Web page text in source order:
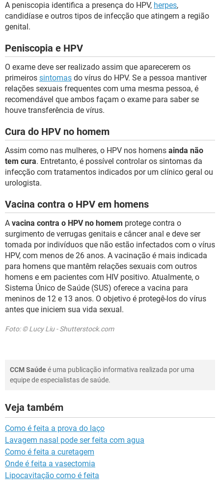
A peniscopia identifica a presença do HPV, herpes,
candidíase e outros tipos de infecção que atingem a região
genital.
Peniscopia e HPV
O exame deve ser realizado assim que aparecerem os
primeiros sintomas do vírus do HPV. Se a pessoa mantiver
relações sexuais frequentes com uma mesma pessoa, é
recomendável que ambos façam o exame para saber se
houve transferência de vírus.
Cura do HPV no homem
Assim como nas mulheres, o HPV nos homens ainda não
tem cura. Entretanto, é possível controlar os sintomas da
infecção com tratamentos indicados por um clínico geral ou
urologista.
Vacina contra o HPV em homens
A vacina contra o HPV no homem protege contra o
surgimento de verrugas genitais e câncer anal e deve ser
tomada por indivíduos que não estão infectados com o vírus
HPV, com menos de 26 anos. A vacinação é mais indicada
para homens que mantêm relações sexuais com outros
homens e em pacientes com HIV positivo. Atualmente, o
Sistema Único de Saúde (SUS) oferece a vacina para
meninos de 12 e 13 anos. O objetivo é protegê-los do vírus
antes que iniciem sua vida sexual.
Foto: © Lucy Liu - Shutterstock.com
CCM Saúdeé uma publicação informativa realizada por uma
equipe de especialistas de saúde.
Veja também
Como é feita a prova do laço
Lavagem nasal pode ser feita com agua
Como é feita a curetagem
Onde é feita a vasectomia
Lipocavitação como é feita